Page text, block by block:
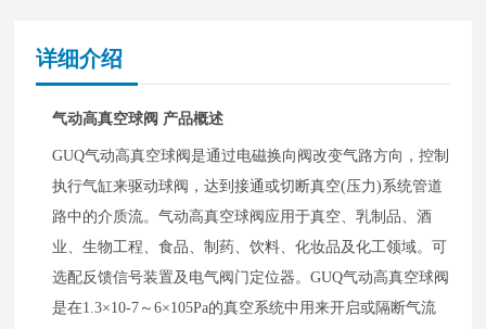
详细介绍
气动高真空球阀 产品概述
GUQ气动高真空球阀是通过电磁换向阀改变气路方向，控制
执行气缸来驱动球阀，达到接通或切断真空(压力)系统管道
路中的介质流。气动高真空球阀应用于真空、乳制品、酒
业、生物工程、食品、制药、饮料、化妆品及化工领域。可
选配反馈信号装置及电气阀门定位器。GUQ气动高真空球阀
是在1.3×10-7～6×105Pa的真空系统中用来开启或隔断气流